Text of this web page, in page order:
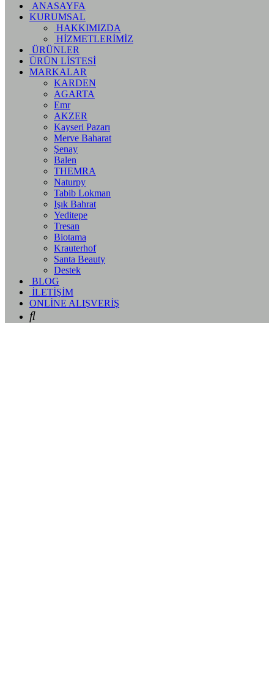
ANASAYFA
KURUMSAL
HAKKIMIZDA
HİZMETLERİMİZ
ÜRÜNLER
ÜRÜN LİSTESİ
MARKALAR
KARDEN
AGARTA
Emr
AKZER
Kayseri Pazarı
Merve Baharat
Şenay
Balen
THEMRA
Naturpy
Tabib Lokman
Işık Bahrat
Yeditepe
Tresan
Biotama
Krauterhof
Santa Beauty
Destek
BLOG
İLETİŞİM
ONLİNE ALIŞVERİŞ